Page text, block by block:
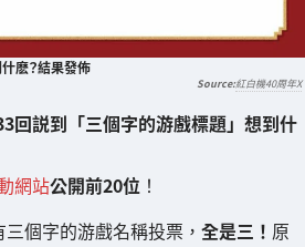
麽？結果發佈
紅白機40周年X
回説到「三個字的游戲標題」想到什
網站公開前20位 ！
個字的游戲名稱投票， 全是三！ 原